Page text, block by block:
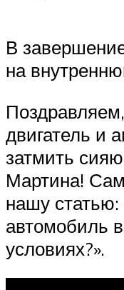
В
на
двигатель и
затмить
Мартина!
нашу статью:
автомобиль
условиях?».